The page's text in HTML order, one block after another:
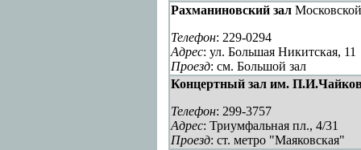
Рахманиновский залМосковской
Телефон: 229-0294
Адрес: ул. Большая Никитская, 11
Проезд: см. Большой зал
Концертный зал им.
Телефон: 299-3757
Адрес: Триумфальная пл., 4/31
Проезд: ст. метро "Маяковская"